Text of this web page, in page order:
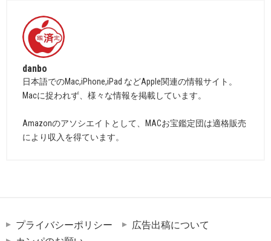
danbo
日本語でのMac,iPhone,iPad などApple関連の情報サイト。
Macに捉われず、様々な情報を掲載しています。
Amazonのアソシエイトとして、MACお宝鑑定団は適格販売
により収入を得ています。
プライバシーポリシー
広告出稿について